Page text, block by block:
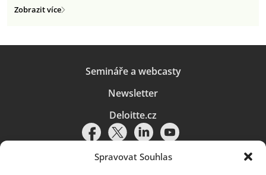
Spravovat Souhlas
Zobrazit více
Semináře a webcasty
Newsletter
Deloitte.cz